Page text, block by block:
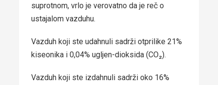
suprotnom, vrlo je verovatno da je reč o
ustajalom vazduhu.
Vazduh koji ste udahnuli sadrži otprilike 21%
kiseonika i 0,04% ugljen-dioksida (CO₂).
Vazduh koji ste izdahnuli sadrži oko 16%